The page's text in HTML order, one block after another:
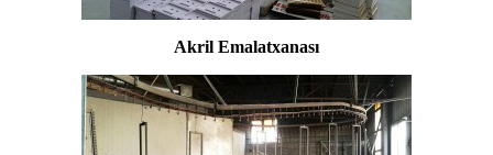
Akril Emalatxanası